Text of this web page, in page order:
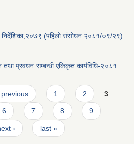
निर्देशिका,२०७९ (पहिलो संसोधन २०८१/०९/२९)
तथा प्रवधन सम्बन्धी एकिकृत कार्यविधि-२०८१
previous 1 2 3
6 7 8 9
› last »